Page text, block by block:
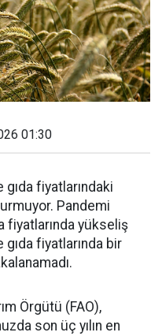
01:30
fiyatlarındaki
Pandemi
fiyatlarında yükseliş
gıda fiyatlarında bir
Örgütü (FAO),
son üç yılın en